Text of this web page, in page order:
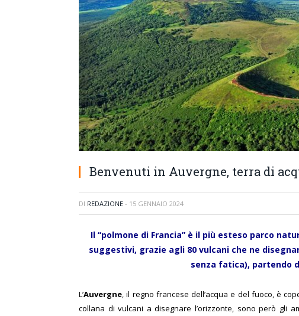
Benvenuti in Auvergne, terra di
DI REDAZIONE - 15 GENNAIO 2024
Il “polmone di Francia” è il più esteso parco
suggestivi, grazie agli 80 vulcani che ne
senza fatica), partendo
L’Auvergne, il regno francese dell’acqua e del fuoco, è
collana di vulcani a disegnare l’orizzonte, sono però gli